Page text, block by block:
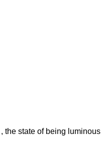
the state of being